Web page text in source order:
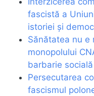
fascistă a
istoriei și
Sănătatea nu e
monopolului
barbarie socială
Persecutarea
fascismul